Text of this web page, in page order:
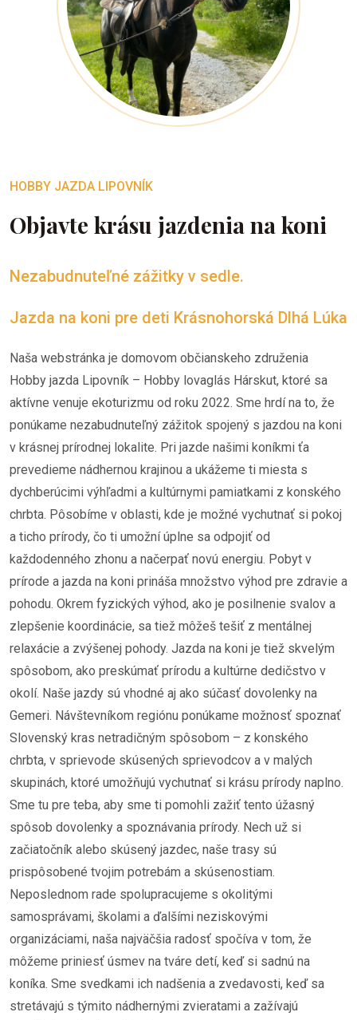
HOBBY JAZDA LIPOVNÍK
Objavte krásu jazdenia na koni
Nezabudnuteľné zážitky v sedle.
Jazda na koni pre deti Krásnohorská Dlhá Lúka
Naša webstránka je domovom občianskeho združenia
Hobby jazda Lipovník – Hobby lovaglás Hárskut, ktoré sa
aktívne venuje ekoturizmu od roku 2022. Sme hrdí na to, že
ponúkame nezabudnuteľný zážitok spojený s jazdou na koni
v krásnej prírodnej lokalite. Pri jazde našimi koníkmi ťa
prevedieme nádhernou krajinou a ukážeme ti miesta s
dychberúcimi výhľadmi a kultúrnymi pamiatkami z konského
chrbta. Pôsobíme v oblasti, kde je možné vychutnať si pokoj
a ticho prírody, čo ti umožní úplne sa odpojiť od
každodenného zhonu a načerpať novú energiu. Pobyt v
prírode a jazda na koni prináša množstvo výhod pre zdravie a
pohodu. Okrem fyzických výhod, ako je posilnenie svalov a
zlepšenie koordinácie, sa tiež môžeš tešiť z mentálnej
relaxácie a zvýšenej pohody. Jazda na koni je tiež skvelým
spôsobom, ako preskúmať prírodu a kultúrne dedičstvo v
okolí. Naše jazdy sú vhodné aj ako súčasť dovolenky na
Gemeri. Návštevníkom regiónu ponúkame možnosť spoznať
Slovenský kras netradičným spôsobom – z konského
chrbta, v sprievode skúsených sprievodcov a v malých
skupinách, ktoré umožňujú vychutnať si krásu prírody naplno.
Sme tu pre teba, aby sme ti pomohli zažiť tento úžasný
spôsob dovolenky a spoznávania prírody. Nech už si
začiatočník alebo skúsený jazdec, naše trasy sú
prispôsobené tvojim potrebám a skúsenostiam.
Neposlednom rade spolupracujeme s okolitými
samosprávami, školami a ďalšími neziskovými
organizáciami, naša najväčšia radosť spočíva v tom, že
môžeme priniesť úsmev na tváre detí, keď si sadnú na
koníka. Sme svedkami ich nadšenia a zvedavosti, keď sa
stretávajú s týmito nádhernými zvieratami a zažívajú